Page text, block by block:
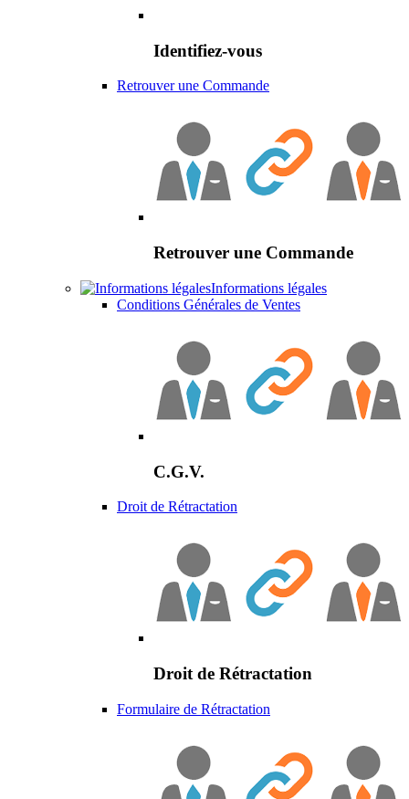
Identifiez-vous
Retrouver une Commande
Retrouver une Commande
Informations légales
Conditions Générales de Ventes
C.G.V.
Droit de Rétractation
Droit de Rétractation
Formulaire de Rétractation